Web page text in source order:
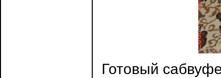
Готовый